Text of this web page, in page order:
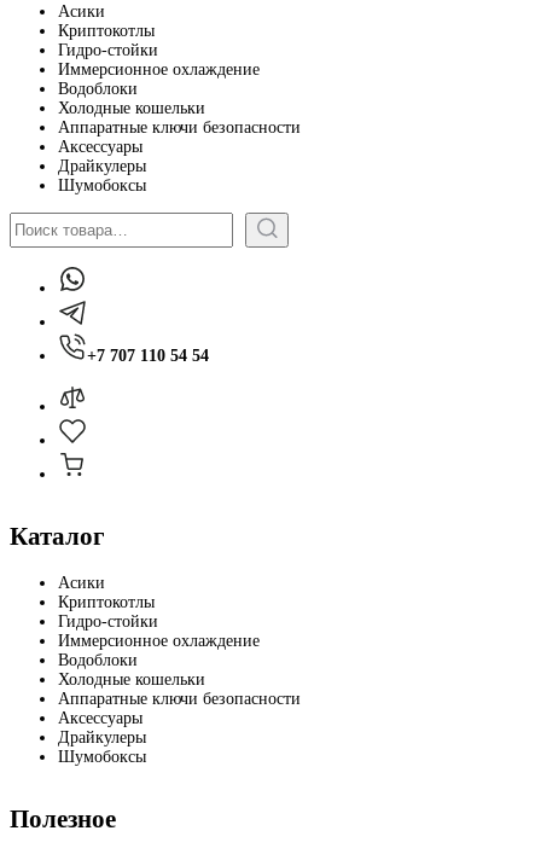
Асики
Криптокотлы
Гидро-стойки
Иммерсионное охлаждение
Водоблоки
Холодные кошельки
Аппаратные ключи безопасности
Аксессуары
Драйкулеры
Шумобоксы
Поиск
+7 707 110 54 54
Каталог
Асики
Криптокотлы
Гидро-стойки
Иммерсионное охлаждение
Водоблоки
Холодные кошельки
Аппаратные ключи безопасности
Аксессуары
Драйкулеры
Шумобоксы
Полезное